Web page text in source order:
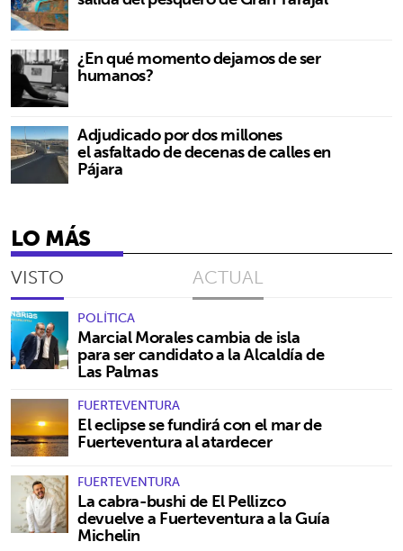
¿En qué momento dejamos de ser
humanos?
Adjudicado por dos millones
el asfaltado de decenas de calles en
Pájara
LO MÁS
VISTO ACTUAL
POLÍTICA
Marcial Morales cambia de isla
para ser candidato a la Alcaldía de
Las Palmas
FUERTEVENTURA
El eclipse se fundirá con el mar de
Fuerteventura al atardecer
FUERTEVENTURA
La cabra-bushi de El Pellizco
devuelve a Fuerteventura a la Guía
Michelin